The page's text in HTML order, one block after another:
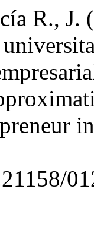
R., J.